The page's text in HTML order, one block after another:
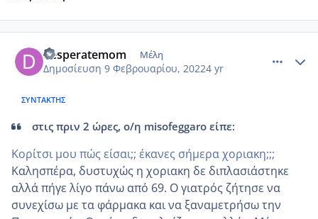
desperatemom Μέλη
Δημοσίευση 9 Φεβρουαρίου, 20224 yr
ΣΥΝΤΆΚΤΗΣ
στις πριν 2 ώρες, ο/η misofeggaro είπε:
Κορίτσι μου πώς είσαι;; έκανες σήμερα χοριακη;;;
Καλησπέρα, δυστυχώς η χοριακη δε διπλασιάστηκε
αλλά πήγε λίγο πάνω από 69. Ο γιατρός ζήτησε να
συνεχίσω με τα φάρμακα και να ξαναμετρήσω την